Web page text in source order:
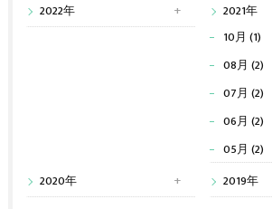
2022年
2021年
10月 (1)
08月 (2)
07月 (2)
06月 (2)
05月 (2)
2020年
2019年